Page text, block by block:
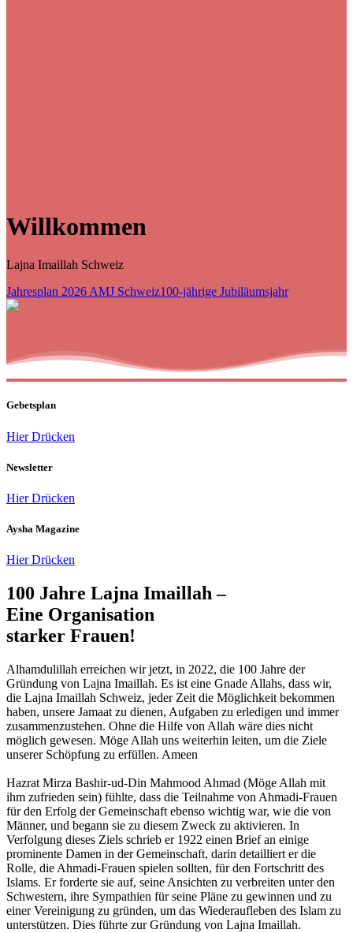
Willkommen
Lajna Imaillah Schweiz
Jahresplan 2026 AMJ Schweiz100-jährige Jubiläumsjahr
Gebetsplan
Hier Drücken
Newsletter
Hier Drücken
Aysha Magazine
Hier Drücken
100 Jahre Lajna Imaillah –
Eine Organisation
starker Frauen!
Alhamdulillah erreichen wir jetzt, in 2022, die 100 Jahre der
Gründung von Lajna Imaillah. Es ist eine Gnade Allahs, dass wir,
die Lajna Imaillah Schweiz, jeder Zeit die Möglichkeit bekommen
haben, unsere Jamaat zu dienen, Aufgaben zu erledigen und immer
zusammenzustehen. Ohne die Hilfe von Allah wäre dies nicht
möglich gewesen. Möge Allah uns weiterhin leiten, um die Ziele
unserer Schöpfung zu erfüllen. Ameen
Hazrat Mirza Bashir-ud-Din Mahmood Ahmad (Möge Allah mit
ihm zufrieden sein) fühlte, dass die Teilnahme von Ahmadi-Frauen
für den Erfolg der Gemeinschaft ebenso wichtig war, wie die von
Männer, und begann sie zu diesem Zweck zu aktivieren. In
Verfolgung dieses Ziels schrieb er 1922 einen Brief an einige
prominente Damen in der Gemeinschaft, darin detailliert er die
Rolle, die Ahmadi-Frauen spielen sollten, für den Fortschritt des
Islams. Er forderte sie auf, seine Ansichten zu verbreiten unter den
Schwestern, ihre Sympathien für seine Pläne zu gewinnen und zu
einer Vereinigung zu gründen, um das Wiederaufleben des Islam zu
unterstützen. Dies führte zur Gründung von Lajna Imaillah.